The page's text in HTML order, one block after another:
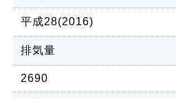
平成28(2016)
排気量
2690